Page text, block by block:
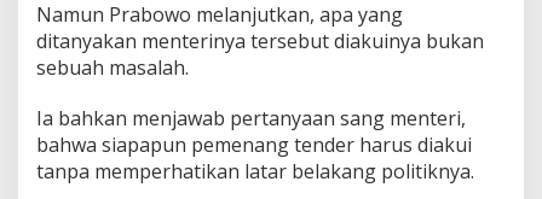
P
e
a
n
g
Namun Prabowo melanjutkan, apa yang
ditanyakan menterinya tersebut diakuinya bukan
sebuah masalah.
Ia bahkan menjawab pertanyaan sang menteri,
bahwa siapapun pemenang tender harus diakui
tanpa memperhatikan latar belakang politiknya.